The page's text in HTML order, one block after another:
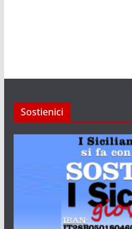
Sostienici